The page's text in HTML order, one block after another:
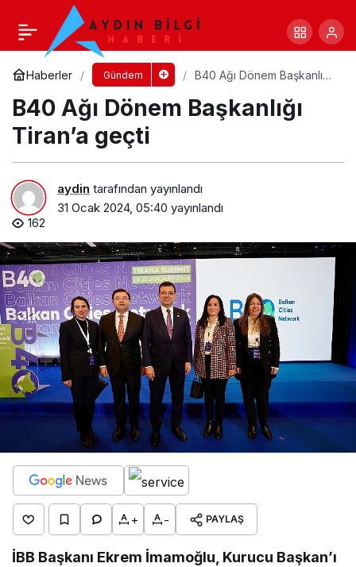
Haberler Gündem
B40 Ağı Dönem Başkanlığı
B40 Ağı Dönem Başkanlığı
Tiran’a geçti
aydin tarafından yayınlandı
31 Ocak 2024, 05:40 yayınlandı
162
+ - PAYLAŞ
İBB Başkanı Ekrem İmamoğlu, Kurucu Başkan’ı
Çerçioğlu’ndan Söke’ye 112 milyonluk
otogar yatırımı Paylaş